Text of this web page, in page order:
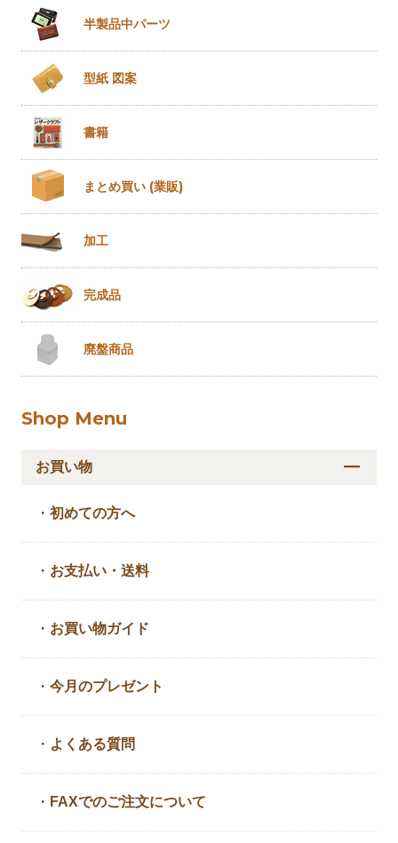
半製品中パーツ
型紙 図案
書籍
まとめ買い (業販)
加工
完成品
廃盤商品
Shop Menu
お買い物
・初めての方へ
・ お支払い・送料
・ お買い物ガイド
・今月のプレゼント
・ よくある質問
・ FAXでのご注文について